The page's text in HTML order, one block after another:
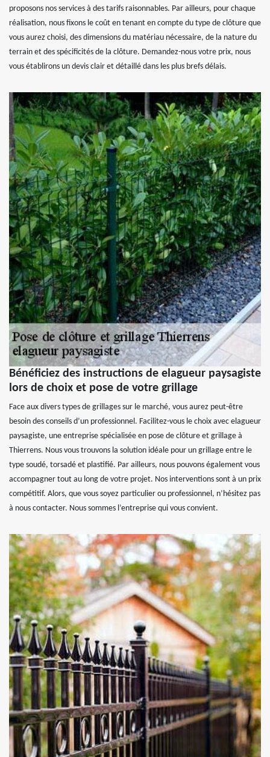
proposons nos services à des tarifs raisonnables. Par ailleurs, pour chaque
réalisation, nous fixons le coût en tenant en compte du type de clôture que
vous aurez choisi, des dimensions du matériau nécessaire, de la nature du
terrain et des spécificités de la clôture. Demandez-nous votre prix, nous
vous établirons un devis clair et détaillé dans les plus brefs délais.
Bénéficiez des instructions de elagueur paysagiste
lors de choix et pose de votre grillage
Face aux divers types de grillages sur le marché, vous aurez peut-être
besoin des conseils d’un professionnel. Facilitez-vous le choix avec elagueur
paysagiste, une entreprise spécialisée en pose de clôture et grillage à
Thierrens. Nous vous trouvons la solution idéale pour un grillage entre le
type soudé, torsadé et plastifié. Par ailleurs, nous pouvons également vous
accompagner tout au long de votre projet. Nos interventions sont à un prix
compétitif. Alors, que vous soyez particulier ou professionnel, n’hésitez pas
à nous contacter. Nous sommes l’entreprise qui vous convient.